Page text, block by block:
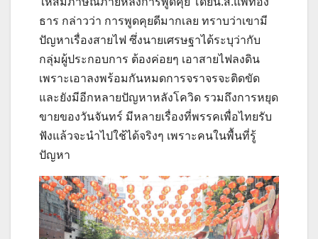
ธาร กล่าวว่า การพูดคุยดีมากเลย ทราบว่าเขามี
ปัญหาเรื่องสายไฟ ซึ่งนายเศรษฐาได้ระบุว่ากับ
กลุ่มผู้ประกอบการ ต้องค่อยๆ เอาสายไฟลงดิน
เพราะเอาลงพร้อมกันหมดการจราจรจะติดขัด
และยังมีอีกหลายปัญหาหลังโควิด รวมถึงการหยุด
ขายของวันจันทร์ มีหลายเรื่องที่พรรคเพื่อไทยรับ
ฟังแล้วจะนำไปใช้ได้จริงๆ เพราะคนในพื้นที่รู้
ปัญหา